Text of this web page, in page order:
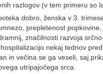
razlogov (v tem primeru so
dobro, ženska v 3.
prepletenost
značilnosti razvoja
nekaj tednov
in večina se ga veseli, saj
utripajočega srca.